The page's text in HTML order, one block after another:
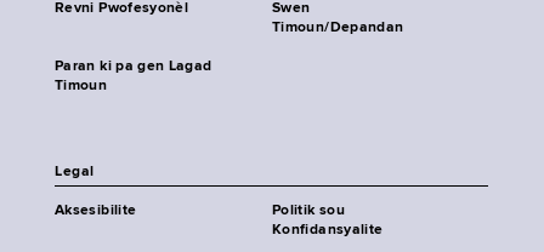
Revni Pwofesyonèl
Swen
Timoun/Depandan
Paran ki pa gen Lagad
Timoun
Legal
Aksesibilite
Politik sou
Konfidansyalite